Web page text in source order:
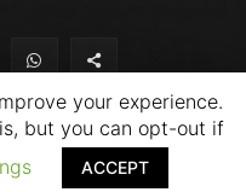
. All rights reserved.
your experience.
but you can opt-out if
ACCEPT